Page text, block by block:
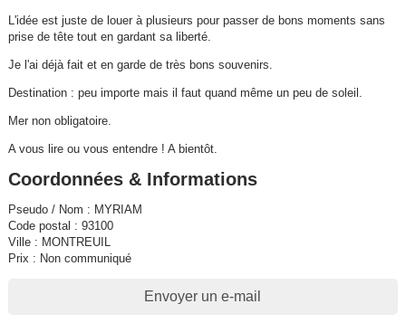
L'idée est juste de louer à plusieurs pour passer de bons moments sans
prise de tête tout en gardant sa liberté.
Je l'ai déjà fait et en garde de très bons souvenirs.
Destination : peu importe mais il faut quand même un peu de soleil.
Mer non obligatoire.
A vous lire ou vous entendre ! A bientôt.
Coordonnées & Informations
Pseudo / Nom : MYRIAM
Code postal : 93100
Ville : MONTREUIL
Prix : Non communiqué
Envoyer un e-mail